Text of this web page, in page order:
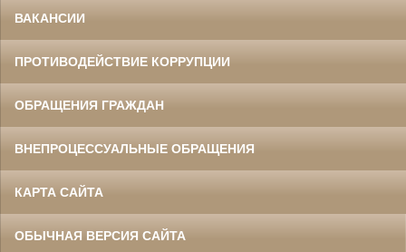
ВАКАНСИИ
ПРОТИВОДЕЙСТВИЕ КОРРУПЦИИ
ОБРАЩЕНИЯ ГРАЖДАН
ВНЕПРОЦЕССУАЛЬНЫЕ ОБРАЩЕНИЯ
КАРТА САЙТА
ОБЫЧНАЯ ВЕРСИЯ САЙТА